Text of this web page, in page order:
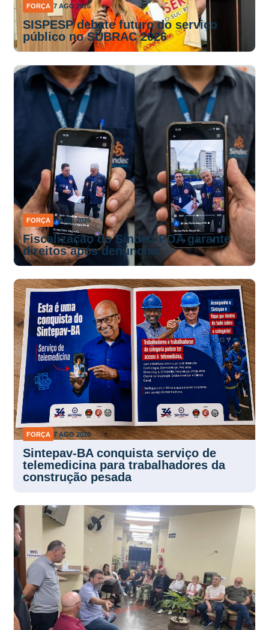
FORÇA 7 AGO 2026
SISPESP debate futuro do serviço
público no SUBRAC 2026
FORÇA 7 AGO 2026
Fiscalização do Sindec-POA garante
direitos após denúncias
FORÇA 7 AGO 2026
Sintepav-BA conquista serviço de
telemedicina para trabalhadores da
construção pesada